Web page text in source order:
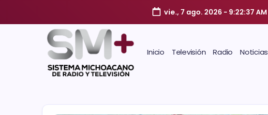
vie., 7 ago. 2026 - 9:22:38 AM
Inicio Televisión Radio Noticias